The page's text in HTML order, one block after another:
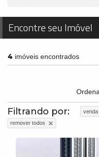
Encontre seu Imóvel
4 imóveis encontrados
Filtrando por: venda
remover todos